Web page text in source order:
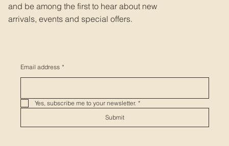
and be among the first to hear about new
arrivals, events and special offers.
Email address *
Yes, subscribe me to your newsletter. *
Submit